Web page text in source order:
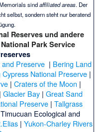
sindaffiliated areas. Der
selbst, sondern steht nur beratend
Reserves und andere
National Park Service
Preserve | Bering Land
Cypress National Preserve|
| Craters of the Moon |
| Glacier Bay | Great Sand
Preserve | Tallgrass
Timucuan Ecological and
| Yukon-Charley Rivers